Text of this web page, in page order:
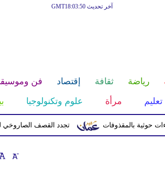
آخر تحديث GMT18:03:50
رياضة ثقافة إقتصاد فن
تعليم مرأة علوم وتكنولوجيا
تجدد القصف الصاروخي